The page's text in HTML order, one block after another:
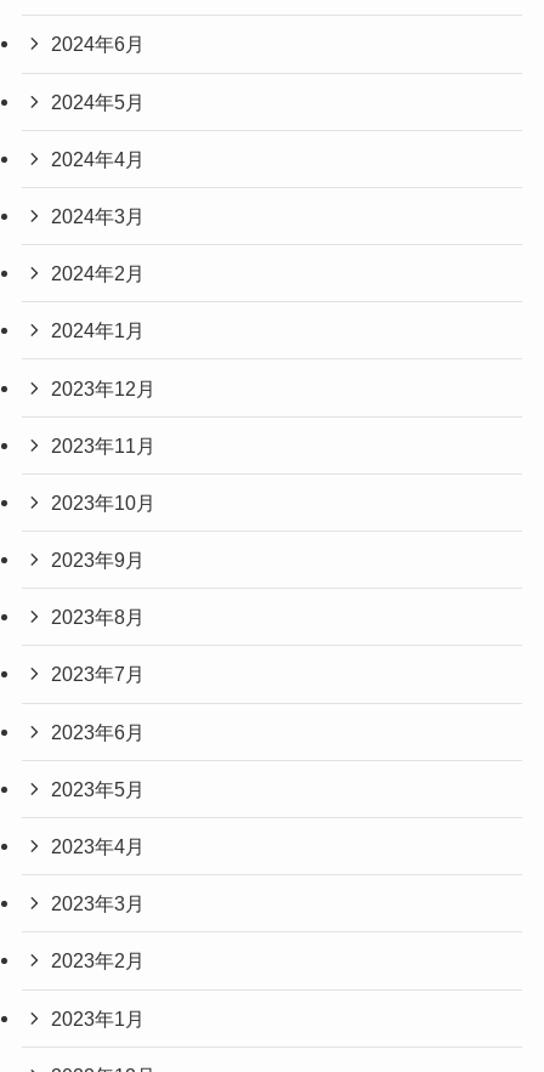
2024年6月
2024年5月
2024年4月
2024年3月
2024年2月
2024年1月
2023年12月
2023年11月
2023年10月
2023年9月
2023年8月
2023年7月
2023年6月
2023年5月
2023年4月
2023年3月
2023年2月
2023年1月